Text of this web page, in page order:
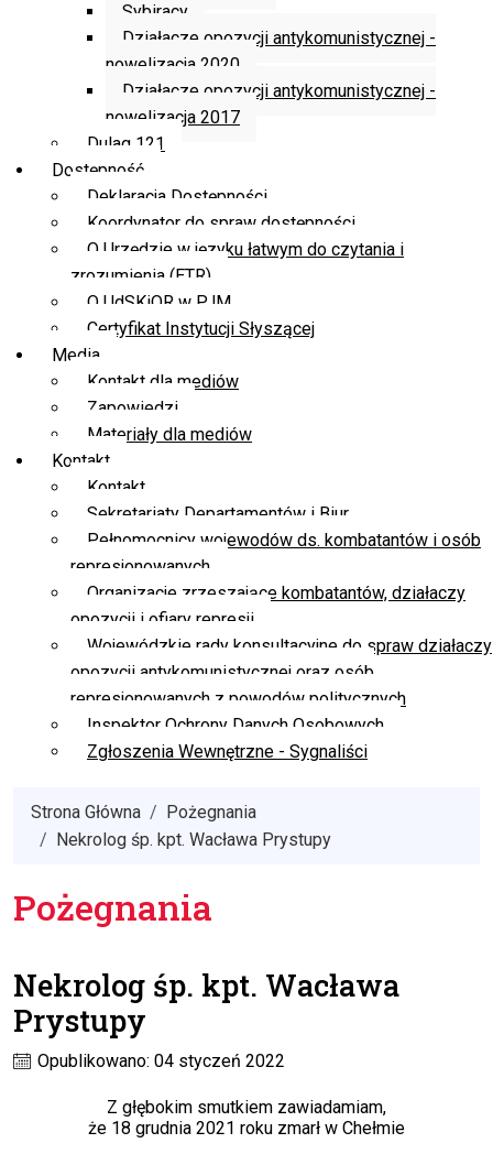
Sybiracy
Działacze opozycji antykomunistycznej -
nowelizacja 2020
Działacze opozycji antykomunistycznej -
nowelizacja 2017
Dulag 121
Dostępność
Deklaracja Dostępności
Koordynator do spraw dostępności
O Urzędzie w języku łatwym do czytania i
zrozumienia (ETR)
O UdSKiOR w PJM
Certyfikat Instytucji Słyszącej
Media
Kontakt dla mediów
Zapowiedzi
Materiały dla mediów
Kontakt
Kontakt
Sekretariaty Departamentów i Biur
Pełnomocnicy wojewodów ds. kombatantów i osób
represjonowanych
Organizacje zrzeszające kombatantów, działaczy
opozycji i ofiary represji
Wojewódzkie rady konsultacyjne do spraw działaczy
opozycji antykomunistycznej oraz osób
represjonowanych z powodów politycznych
Inspektor Ochrony Danych Osobowych
Zgłoszenia Wewnętrzne - Sygnaliści
Strona Główna
Pożegnania
Nekrolog śp. kpt. Wacława Prystupy
Pożegnania
Nekrolog śp. kpt. Wacława
Prystupy
Opublikowano: 04 styczeń 2022
Z głębokim smutkiem zawiadamiam,
że 18 grudnia 2021 roku zmarł w Chełmie